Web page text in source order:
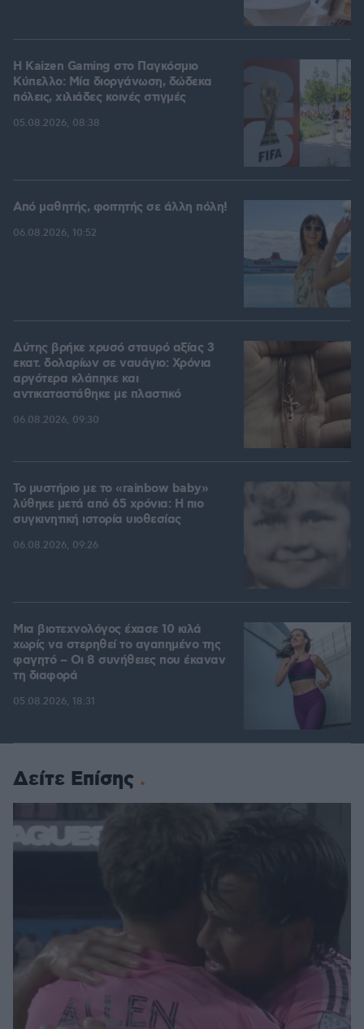
H Kaizen Gaming στο Παγκόσμιο
Kύπελλο: Μία διοργάνωση, δώδεκα
πόλεις, χιλιάδες κοινές στιγμές
05.08.2026, 08:38
Από μαθητής, φοιτητής σε άλλη πόλη!
06.08.2026, 10:52
Δύτης βρήκε χρυσό σταυρό αξίας 3
εκατ. δολαρίων σε ναυάγιο: Χρόνια
αργότερα κλάπηκε και
αντικαταστάθηκε με πλαστικό
06.08.2026, 09:30
Το μυστήριο με το «rainbow baby»
λύθηκε μετά από 65 χρόνια: Η πιο
συγκινητική ιστορία υιοθεσίας
06.08.2026, 09:26
Μια βιοτεχνολόγος έχασε 10 κιλά
χωρίς να στερηθεί το αγαπημένο της
φαγητό – Οι 8 συνήθειες που έκαναν
τη διαφορά
05.08.2026, 18:31
Δείτε Επίσης